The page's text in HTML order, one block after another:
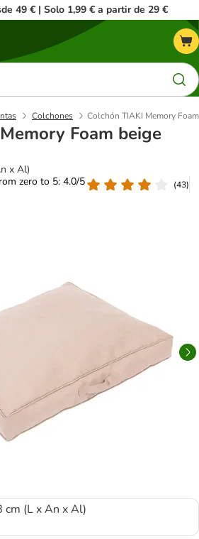
49 € | Solo 1,99 € a partir de 29 €
Colchones Colchón TIAKI Memory
Foam beige
x Al)
zero to 5: 4.0/5
(43)
(L x An x Al)